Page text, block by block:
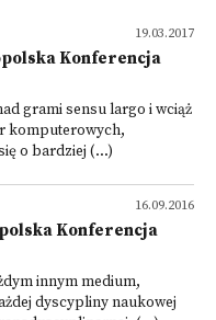
19.03.2017
Konferencja
grami sensu largo i wciąż
komputerowych,
o bardziej (...)
16.09.2016
Konferencja
innym medium,
dyscypliny naukowej